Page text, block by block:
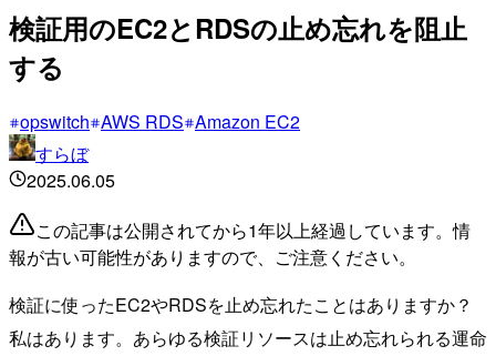
検証用のEC2とRDSの止め忘れを阻止
する
opswitch AWS RDS Amazon EC2
すらぼ
2025.06.05
この記事は公開されてから1年以上経過しています。情
報が古い可能性がありますので、ご注意ください。
検証に使ったEC2やRDSを止め忘れたことはありますか？
私はあります。あらゆる検証リソースは止め忘れられる運命